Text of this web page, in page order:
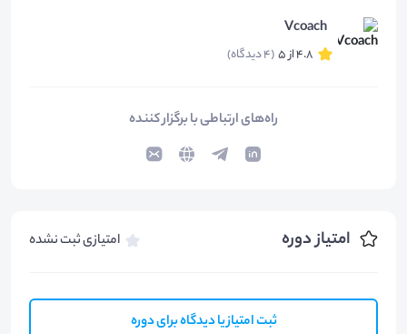
Vcoach
4.8 از 5 (4 دیدگاه)
راه‌های ارتباطی با برگزار کننده
امتیاز دوره امتیازی ثبت نشده
ثبت امتیاز یا دیدگاه برای دوره